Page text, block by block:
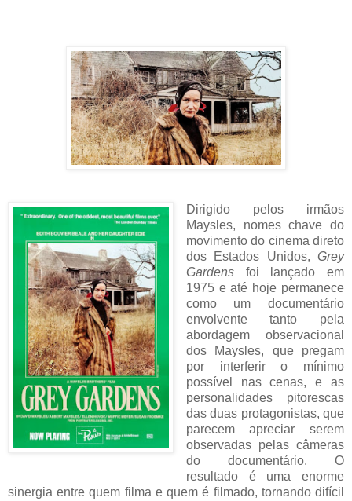
Dirigido pelos irmãos
Maysles, nomes chave do
movimento do cinema direto
dos Estados Unidos, Grey
Gardens foi lançado em
1975 e até hoje permanece
como um documentário
envolvente tanto pela
abordagem observacional
dos Maysles, que pregam
por interferir o mínimo
possível nas cenas, e as
personalidades pitorescas
das duas protagonistas, que
parecem apreciar serem
observadas pelas câmeras
do documentário. O
resultado é uma enorme
sinergia entre quem filma e quem é filmado, tornando difícil